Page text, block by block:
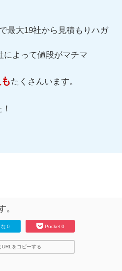
最大19社から見積もりハガ
によって値段がマチマ
たくさんいます。
。
0 Pocket 0
URLをコピーする